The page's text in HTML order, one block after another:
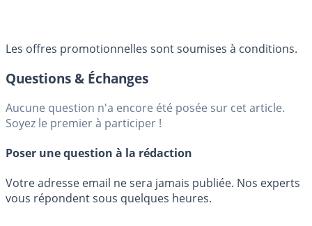
Les offres promotionnelles sont soumises à conditions.
Questions & Échanges
Aucune question n'a encore été posée sur cet article.
Soyez le premier à participer !
Poser une question à la rédaction
Votre adresse email ne sera jamais publiée. Nos experts
vous répondent sous quelques heures.